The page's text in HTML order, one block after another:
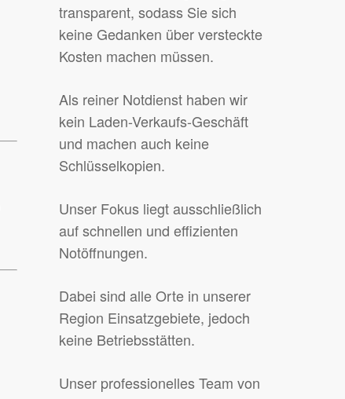
transparent, sodass Sie sich
keine Gedanken über versteckte
Kosten machen müssen.
Als reiner Notdienst haben wir
kein Laden-Verkaufs-Geschäft
und machen auch keine
Schlüsselkopien.
Unser Fokus liegt ausschließlich
auf schnellen und effizienten
Notöffnungen.
Dabei sind alle Orte in unserer
Region Einsatzgebiete, jedoch
keine Betriebsstätten.
Unser professionelles Team von